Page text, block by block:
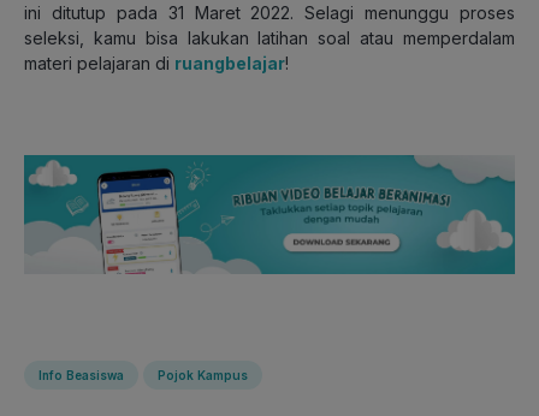
ini ditutup pada 31 Maret 2022. Selagi menunggu proses
seleksi, kamu bisa lakukan latihan soal atau memperdalam
materi pelajaran di ruangbelajar!
Info Beasiswa Pojok Kampus